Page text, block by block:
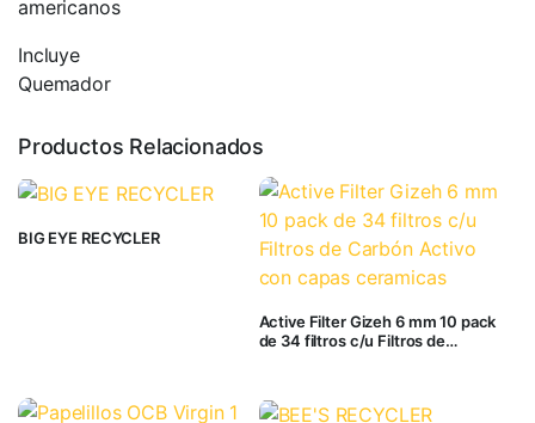
americanos
Incluye
Quemador
Productos Relacionados
BIG EYE RECYCLER
Active Filter Gizeh 6 mm 10 pack
de 34 filtros c/u Filtros de